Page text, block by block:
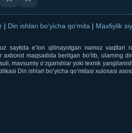
| Din ishlari bo‘yicha qo‘mita | Maxfiylik
saytida e’lon qilinayotgan namoz
axborot maqsadida berilgan bo‘lib, ularning
mavsumiy o‘zgarishlar yoki texnik
Din ishlari bo‘yicha qo‘mitasi xulosasi